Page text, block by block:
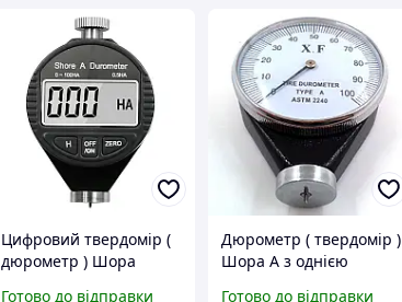
Цифровий твердомір (
дюрометр ) Шора
Готово до відправки
Дюрометр ( твердомір )
Шора A з однією
Готово до відправки